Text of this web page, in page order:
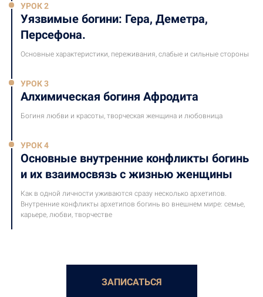
УРОК 2
Уязвимые богини: Гера, Деметра,
Персефона.
Основные характеристики, переживания, слабые и сильные стороны
УРОК 3
Алхимическая богиня Афродита
Богиня любви и красоты, творческая женщина и любовница
УРОК 4
Основные внутренние конфликты богинь
и их взаимосвязь с жизнью женщины
Как в одной личности уживаются сразу несколько архетипов.
Внутренние конфликты архетипов богинь во внешнем мире: семье,
карьере, любви, творчестве
ЗАПИСАТЬСЯ